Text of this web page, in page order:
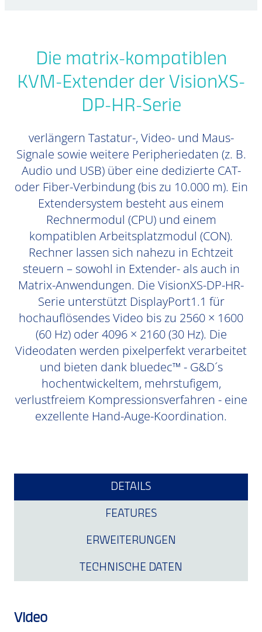
Die matrix-kompatiblen
KVM-Extender der VisionXS-
DP-HR-Serie
verlängern Tastatur-, Video- und Maus-
Signale sowie weitere Peripheriedaten (z. B.
Audio und USB) über eine dedizierte CAT-
oder Fiber-Verbindung (bis zu 10.000 m). Ein
Extendersystem besteht aus einem
Rechnermodul (CPU) und einem
kompatiblen Arbeitsplatzmodul (CON).
Rechner lassen sich nahezu in Echtzeit
steuern – sowohl in Extender- als auch in
Matrix-Anwendungen. Die VisionXS-DP-HR-
Serie unterstützt DisplayPort1.1 für
hochauflösendes Video bis zu 2560 × 1600
(60 Hz) oder 4096 × 2160 (30 Hz). Die
Videodaten werden pixelperfekt verarbeitet
und bieten dank bluedec™ - G&D´s
hochentwickeltem, mehrstufigem,
verlustfreiem Kompressionsverfahren - eine
exzellente Hand-Auge-Koordination.
DETAILS
FEATURES
ERWEITERUNGEN
TECHNISCHE DATEN
Video